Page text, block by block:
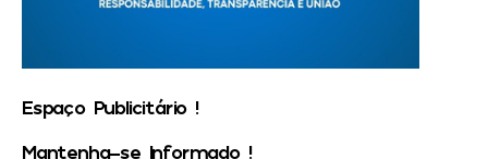
Espaço Publicitário !
Mantenha-se Informado !